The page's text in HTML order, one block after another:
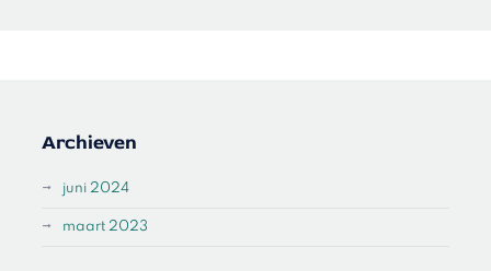
Archieven
juni 2024
maart 2023